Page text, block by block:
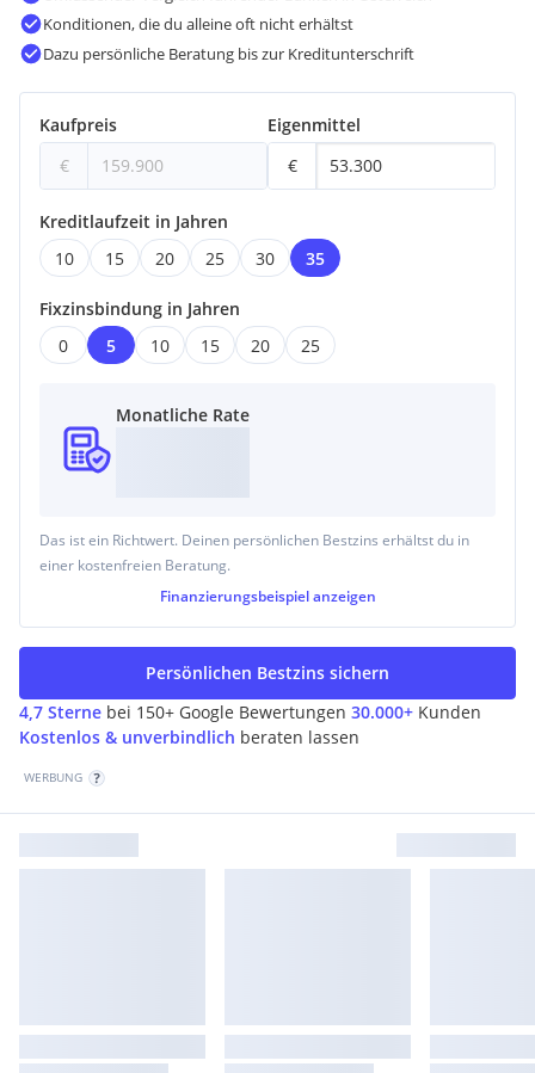
Konditionen, die du alleine oft nicht erhältst
Dazu persönliche Beratung bis zur Kreditunterschrift
Kaufpreis
€
Eigenmittel
€
Kreditlaufzeit in Jahren
10
15 20 25 30 35
Fixzinsbindung in Jahren
0
5 10 15 20 25
Monatliche Rate
Das ist ein Richtwert. Deinen persönlichen Bestzins erhältst du in
einer kostenfreien Beratung.
Finanzierungsbeispiel anzeigen
4,7 Sterne bei 150+ Google Bewertungen 30.000+ Kunden
Kostenlos & unverbindlich beraten lassen
Persönlichen Bestzins sichern
WERBUNG